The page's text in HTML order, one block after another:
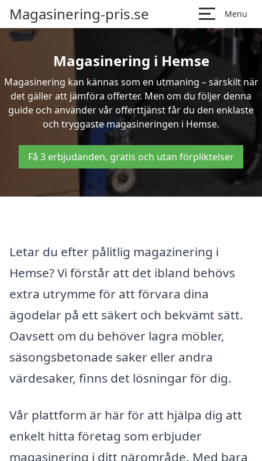
Magasinering-pris.se Menu
Magasinering i Hemse
Magasinering kan kännas som en utmaning – särskilt när
det gäller att jämföra offerter. Men om du följer denna
guide och använder vår offerttjänst får du den enklaste
och tryggaste magasineringen i Hemse.
Få 3 erbjudanden, gratis och utan förpliktelser
Letar du efter pålitlig magazinering i
Hemse? Vi förstår att det ibland behövs
extra utrymme för att förvara dina
ägodelar på ett säkert och bekvämt sätt.
Oavsett om du behöver lagra möbler,
säsongsbetonade saker eller andra
värdesaker, finns det lösningar för dig.
Vår plattform är här för att hjälpa dig att
enkelt hitta företag som erbjuder
magasinering i ditt närområde. Med bara